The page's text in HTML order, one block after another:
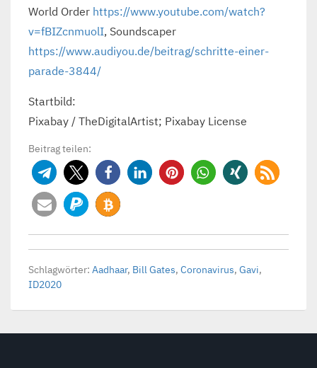
World Order https://www.youtube.com/watch?
v=fBIZcnmuolI, Soundscaper
https://www.audiyou.de/beitrag/schritte-einer-
parade-3844/
Startbild:
Pixabay / TheDigitalArtist; Pixabay License
Beitrag teilen:
Schlagwörter: Aadhaar, Bill Gates, Coronavirus, Gavi,
ID2020